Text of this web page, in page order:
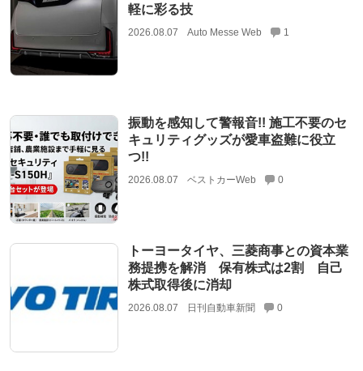
軽に彩る技
2026.08.07 Auto Messe Web 1
振動を感知して警報音!! 施工不要のセ
キュリティグッズが愛車盗難に役立
つ!!
2026.08.07 ベストカーWeb 0
トーヨータイヤ、三菱商事との資本業
務提携を解消 保有株式は2割 自己
株式取得後に消却
2026.08.07 日刊自動車新聞 0